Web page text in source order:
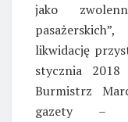
jako
likwidację
stycznia
Burmistrz
gazety –